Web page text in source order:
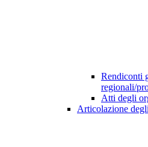
Rendiconti
regionali/
Atti degli
Articolazione